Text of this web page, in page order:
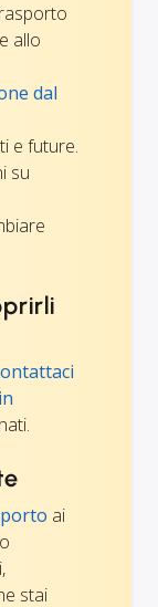
allo
dal
e future.
su
ai
stai